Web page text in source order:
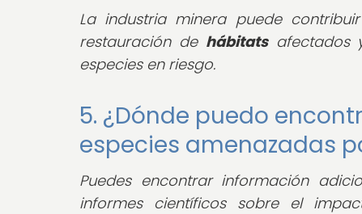
La industria minera puede
restauración de hábitatsafectados
especies en riesgo.
5. ¿Dónde puedo
especies amenazadas
Puedes encontrar información
informes científicos sobre el